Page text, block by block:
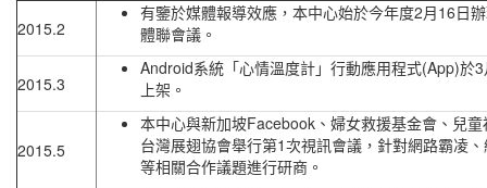
2015.2
有鑒於媒體報導效應，本中心始於今年度2月16日
體聯會議。
2015.3
Android系統「心情溫度計」行動應用程式(App)於
上架。
2015.5
本中心與新加坡Facebook、婦女救援基金會、兒
台灣展翅協會舉行第1次視訊會議，針對網路霸凌
等相關合作議題進行研商。